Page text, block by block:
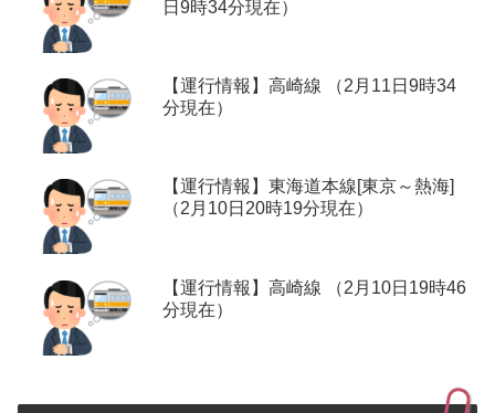
日9時34分現在）
【運行情報】高崎線 （2月11日9時34
分現在）
【運行情報】東海道本線[東京～熱海]
（2月10日20時19分現在）
【運行情報】高崎線 （2月10日19時46
分現在）